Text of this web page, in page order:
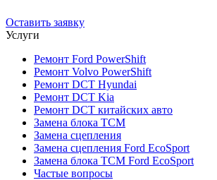
Оставить заявку
Услуги
Ремонт Ford PowerShift
Ремонт Volvo PowerShift
Ремонт DCT Hyundai
Ремонт DCT Kia
Ремонт DCT китайских авто
Замена блока TCM
Замена сцепления
Замена сцепления Ford EcoSport
Замена блока TCM Ford EcoSport
Частые вопросы